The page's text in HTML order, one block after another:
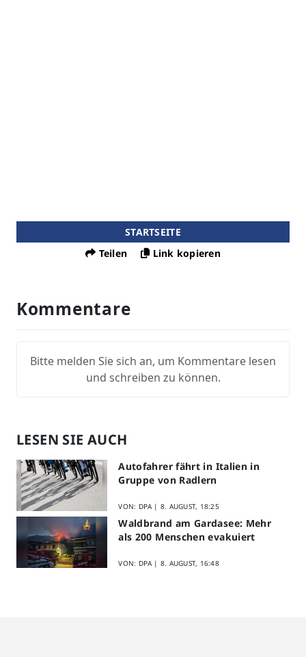
STARTSEITE
Teilen
Link kopieren
Kommentare
Bitte melden Sie sich an, um Kommentare lesen
und schreiben zu können.
LESEN SIE AUCH
Autofahrer fährt in Italien in
Gruppe von Radlern
VON: DPA | 8. AUGUST, 18:25
Waldbrand am Gardasee: Mehr
als 200 Menschen evakuiert
VON: DPA | 8. AUGUST, 16:48